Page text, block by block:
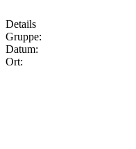
Details
Gruppe:
Datum:
Ort: